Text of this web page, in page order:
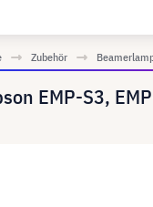
Zubehör
EMP-S3,